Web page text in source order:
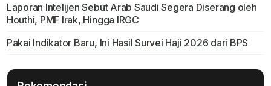
Laporan Intelijen Sebut Arab Saudi Segera Diserang oleh
Houthi, PMF Irak, Hingga IRGC
Pakai Indikator Baru, Ini Hasil Survei Haji 2026 dari BPS